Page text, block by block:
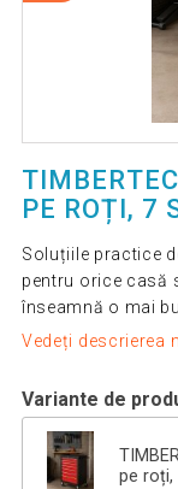
PE ROȚI, 7
Soluțiile practice
pentru orice casă
înseamnă o mai
Vedeți descrierea
Variante de
pe